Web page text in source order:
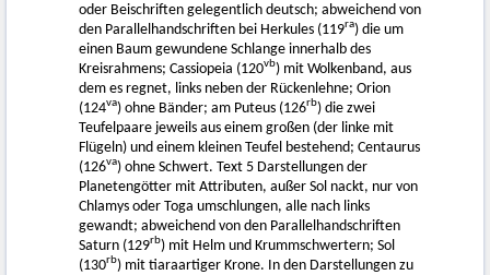
oder Beischriften gelegentlich deutsch; abweichend von
den Parallelhandschriften bei Herkules (119ra) die um
einen Baum gewundene Schlange innerhalb des
Kreisrahmens; Cassiopeia (120vb) mit Wolkenband, aus
dem es regnet, links neben der Rückenlehne; Orion
(124va) ohne Bänder; am Puteus (126rb) die zwei
Teufelpaare jeweils aus einem großen (der linke mit
Flügeln) und einem kleinen Teufel bestehend; Centaurus
(126va) ohne Schwert. Text 5 Darstellungen der
Planetengötter mit Attributen, außer Sol nackt, nur von
Chlamys oder Toga umschlungen, alle nach links
gewandt; abweichend von den Parallelhandschriften
Saturn (129rb) mit Helm und Krummschwertern; Sol
(130rb) mit tiaraartiger Krone. In den Darstellungen zu